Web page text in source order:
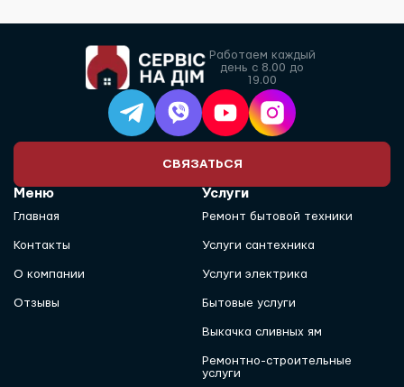
Работаем каждый
день с 8.00 до
19.00
СВЯЗАТЬСЯ
Меню
Главная
Контакты
О компании
Отзывы
Услуги
Ремонт бытовой техники
Услуги сантехника
Услуги электрика
Бытовые услуги
Выкачка сливных ям
Ремонтно-строительные
услуги